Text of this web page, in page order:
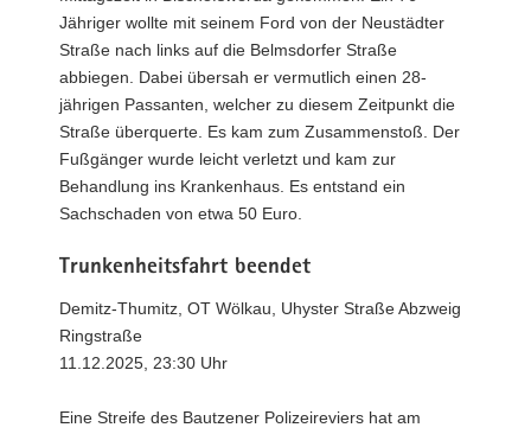
Jähriger wollte mit seinem Ford von der Neustädter
Straße nach links auf die Belmsdorfer Straße
abbiegen. Dabei übersah er vermutlich einen 28-
jährigen Passanten, welcher zu diesem Zeitpunkt die
Straße überquerte. Es kam zum Zusammenstoß. Der
Fußgänger wurde leicht verletzt und kam zur
Behandlung ins Krankenhaus. Es entstand ein
Sachschaden von etwa 50 Euro.
Trunkenheitsfahrt beendet
Demitz-Thumitz, OT Wölkau, Uhyster Straße Abzweig
Ringstraße
11.12.2025, 23:30 Uhr
Eine Streife des Bautzener Polizeireviers hat am